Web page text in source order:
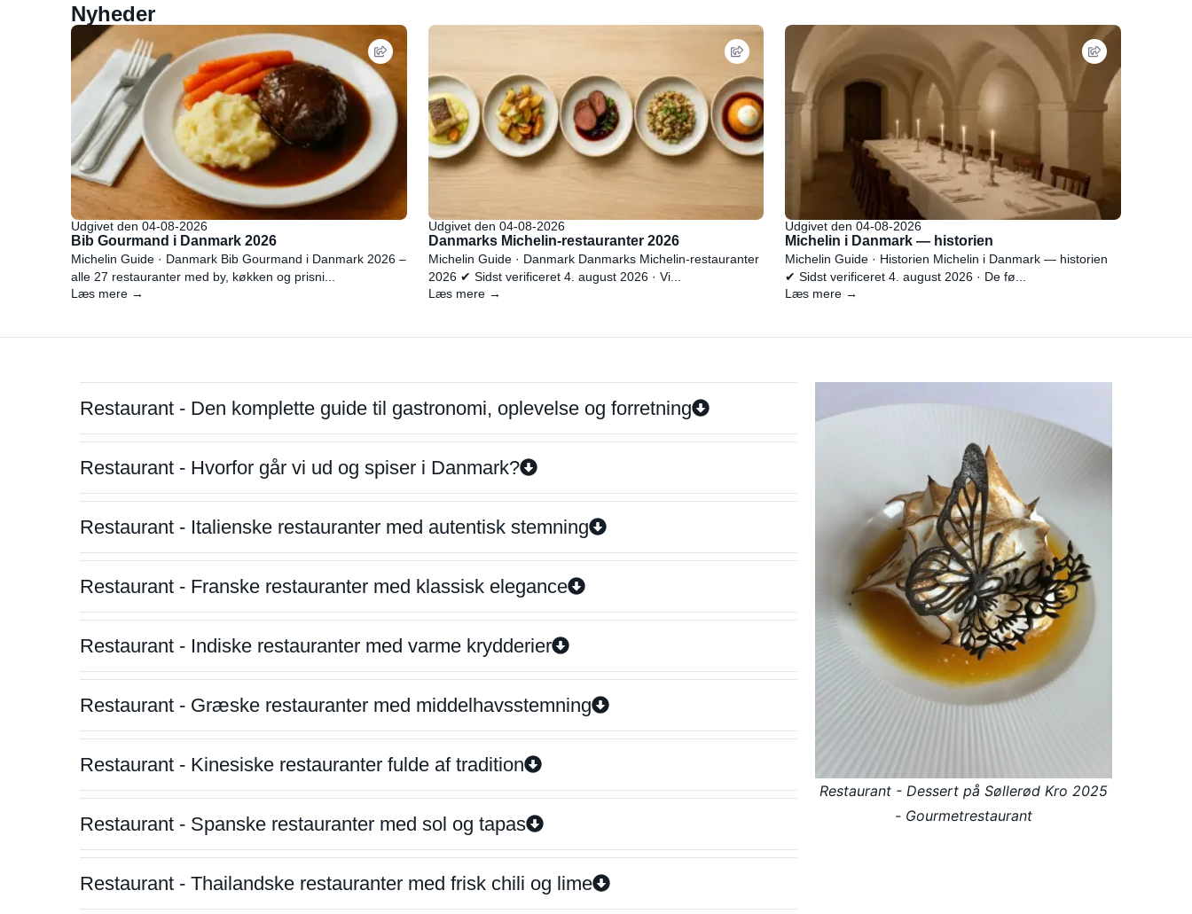
Nyheder
Udgivet den 04-08-2026
Bib Gourmand i Danmark 2026
Michelin Guide · Danmark Bib Gourmand i Danmark 2026 –
alle 27 restauranter med by, køkken og prisni...
Læs mere →
Udgivet den 04-08-2026
Danmarks Michelin-restauranter 2026
Michelin Guide · Danmark Danmarks Michelin-restauranter
2026 ✔ Sidst verificeret 4. august 2026 · Vi...
Læs mere →
Udgivet den 04-08-2026
Michelin i Danmark — historien
Michelin Guide · Historien Michelin i Danmark — historien
✔ Sidst verificeret 4. august 2026 · De fø...
Læs mere →
Restaurant - Den komplette guide til gastronomi, oplevelse og forretning
Restaurant - Hvorfor går vi ud og spiser i Danmark?
Restaurant - Italienske restauranter med autentisk stemning
Restaurant - Franske restauranter med klassisk elegance
Restaurant - Indiske restauranter med varme krydderier
Restaurant - Græske restauranter med middelhavsstemning
Restaurant - Kinesiske restauranter fulde af tradition
Restaurant - Spanske restauranter med sol og tapas
Restaurant - Thailandske restauranter med frisk chili og lime
Restaurant - Dessert på Søllerød Kro 2025
- Gourmetrestaurant